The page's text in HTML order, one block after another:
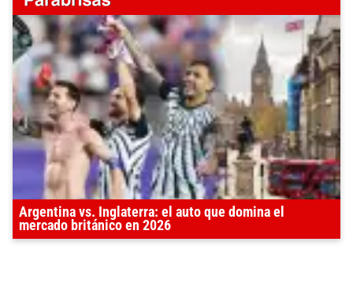
Argentina vs. Inglaterra: el auto que domina el
mercado británico en 2026